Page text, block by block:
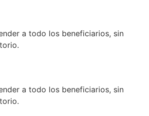
a todo los beneficiarios, sin
a todo los beneficiarios, sin